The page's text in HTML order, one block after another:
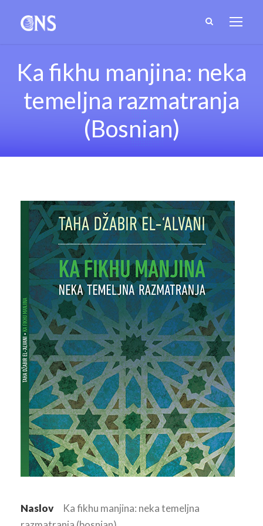
Ka fikhu manjina: neka
temeljna razmatranja
(Bosnian)
Naslov
Ka fikhu manjina: neka temeljna